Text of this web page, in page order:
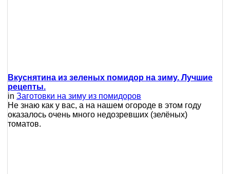
Вкуснятина из зеленых помидор на зиму. Лучшие
рецепты.
in Заготовки на зиму из помидоров
Не знаю как у вас, а на нашем огороде в этом году
оказалось очень много недозревших (зелёных)
томатов.